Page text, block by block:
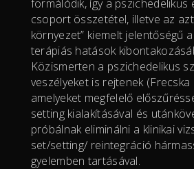
formálódik, így a pszichedelikus
csoport összetétel, illetve az
környezet” kiemelt jelentőségű
terápiás hatások
Közismerten a pszichedelikus
veszélyeket is rejtenek
amelyeket megfelelő
setting kialakításával és
próbálnak eliminálni a klinikai
set/setting/ reintegráció
gyelemben tartásával.